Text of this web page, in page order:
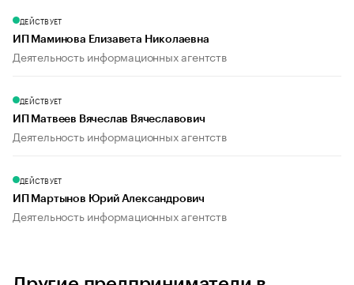
ДЕЙСТВУЕТ
ИП Маминова Елизавета Николаевна
Деятельность информационных агентств
ДЕЙСТВУЕТ
ИП Матвеев Вячеслав Вячеславович
Деятельность информационных агентств
ДЕЙСТВУЕТ
ИП Мартынов Юрий Александрович
Деятельность информационных агентств